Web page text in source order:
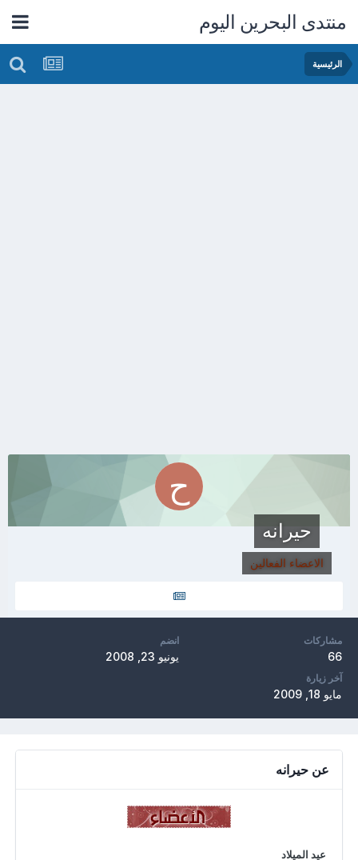
منتدى البحرين اليوم
الرئيسية
حيرانه
الاعضاء الفعالين
مشاركات
66
انضم
يونيو 23, 2008
آخر زيارة
مايو 18, 2009
عن حيرانه
عيد الميلاد